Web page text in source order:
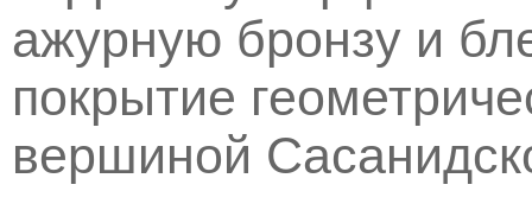
ажурную бронзу и
покрытие
вершиной